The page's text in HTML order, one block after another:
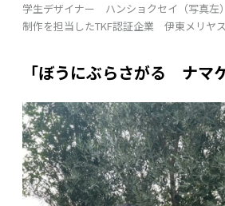
学生デザイナー ハンショクセイ（写真左）
制作を担当したTKF認証企業 伊東メリヤ
「ぼうにぶらさがる ナマ